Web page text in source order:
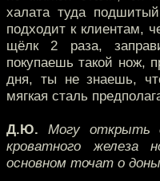
халата туда
подходит к клиентам,
щёлк 2 раза,
покупаешь такой нож,
дня, ты не знаешь,
мягкая сталь
Д.Ю. Могу открыть
кроватного железа
основном точат о